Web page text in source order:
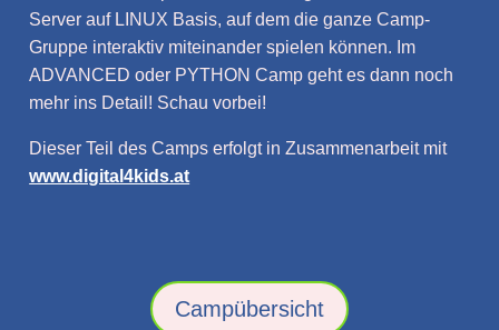
Server auf LINUX Basis, auf dem die ganze Camp-
Gruppe interaktiv miteinander spielen können. Im
ADVANCED oder PYTHON Camp geht es dann noch
mehr ins Detail! Schau vorbei!
Dieser Teil des Camps erfolgt in Zusammenarbeit mit
www.digital4kids.at
Campübersicht